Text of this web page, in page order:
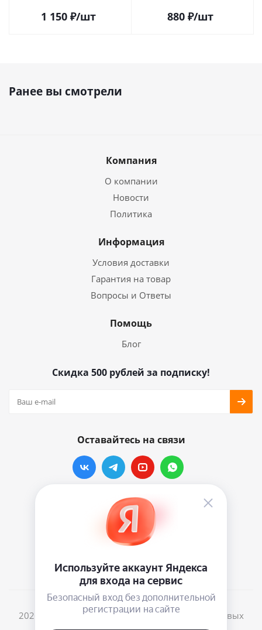
1 150₽/шт 880 ₽/шт
Ранее вы смотрели
Компания
О компании
Новости
Политика
Информация
Условия доставки
Гарантия на товар
Вопросы и Ответы
Помощь
Блог
Скидка 500 рублей за подписку!
Оставайтесь на связи
Наши контакты
info@vinylmarkt.ru
2026 © Винилмаркт - интернет-магазин виниловых